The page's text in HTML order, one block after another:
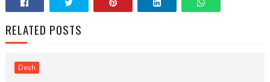
RELATED POSTS
Desh